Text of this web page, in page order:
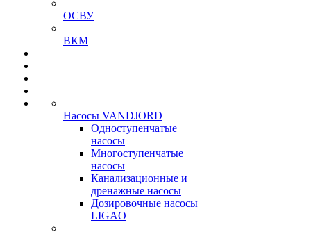
ОСВУ
ВКМ
Насосы VANDJORD
Одноступенчатые
насосы
Многоступенчатые
насосы
Канализационные и
дренажные насосы
Дозировочные насосы
LIGAO